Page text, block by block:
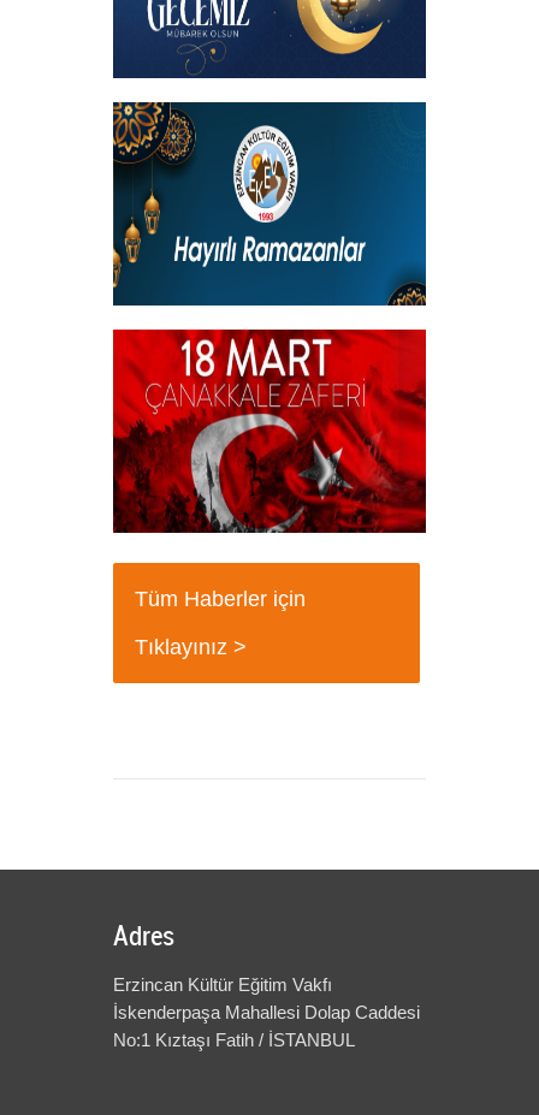
Kadir Gecemiz Mübarek Olsun
+
Hayırlı Ramazanlar
+
18 Mart Çanakkale Şehitleri Mesajı
+
Tüm Haberler için
Tıklayınız >
Adres
Erzincan Kültür Eğitim Vakfı
İskenderpaşa Mahallesi Dolap Caddesi
No:1 Kıztaşı Fatih / İSTANBUL